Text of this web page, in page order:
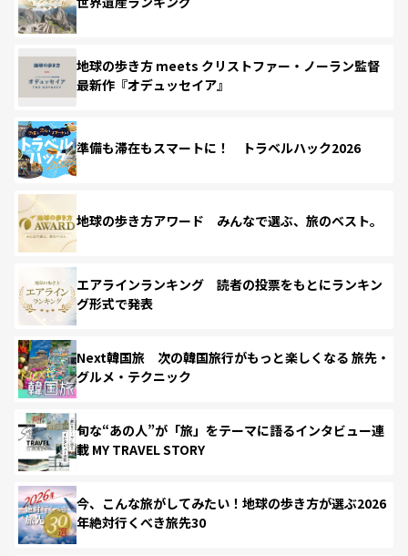
地球の歩き方 meets クリストファー・ノーラン監督
最新作『オデュッセイア』
準備も滞在もスマートに！ トラベルハック2026
地球の歩き方アワード みんなで選ぶ、旅のベスト。
エアラインランキング 読者の投票をもとにランキン
グ形式で発表
Next韓国旅 次の韓国旅行がもっと楽しくなる 旅先・
グルメ・テクニック
旬な“あの人”が「旅」をテーマに語るインタビュー連
載 MY TRAVEL STORY
今、こんな旅がしてみたい！地球の歩き方が選ぶ2026
年絶対行くべき旅先30